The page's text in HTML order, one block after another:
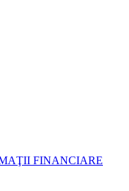
FINANCIARE